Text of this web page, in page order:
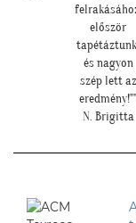
először
és nagyon
szép lett az
eredmény!""
N. Brigitta